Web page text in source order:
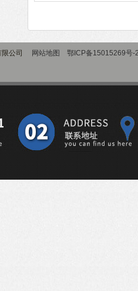
限公司 网站地图 鄂ICP备15015269号-